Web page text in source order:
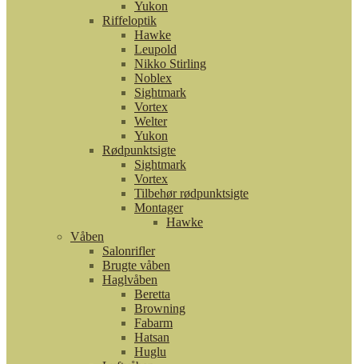
Yukon
Riffeloptik
Hawke
Leupold
Nikko Stirling
Noblex
Sightmark
Vortex
Welter
Yukon
Rødpunktsigte
Sightmark
Vortex
Tilbehør rødpunktsigte
Montager
Hawke
Våben
Salonrifler
Brugte våben
Haglvåben
Beretta
Browning
Fabarm
Hatsan
Huglu